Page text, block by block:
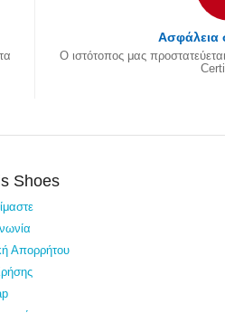
Ασφάλεια
Ο ιστότοπος μας
Shoes
Απορρήτου